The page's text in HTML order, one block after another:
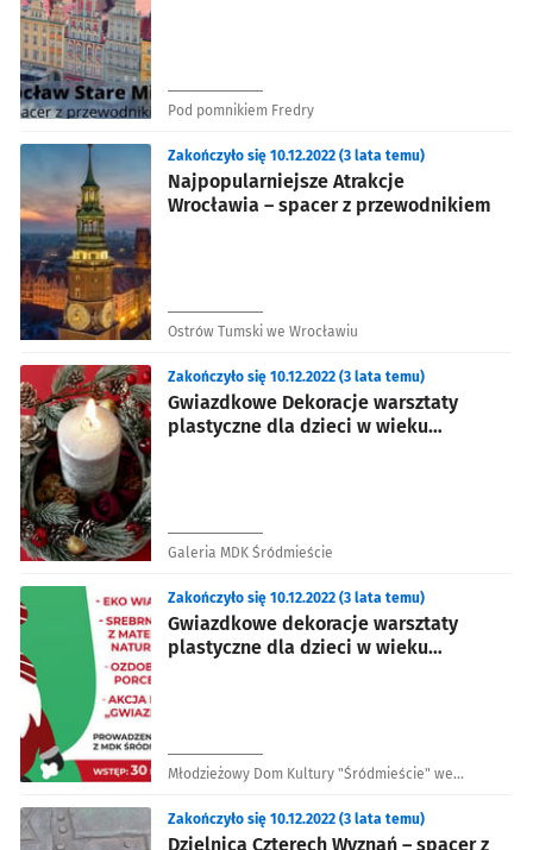
Pod pomnikiem Fredry
Najpopularniejsze Atrakcje
Wrocławia – spacer z przewodnikiem
Zakończyło się 10.12.2022 (3 lata temu)
Ostrów Tumski we Wrocławiu
Gwiazdkowe Dekoracje warsztaty
plastyczne dla dzieci w wieku
Zakończyło się 10.12.2022 (3 lata temu)
Galeria MDK Śródmieście
Gwiazdkowe dekoracje warsztaty
plastyczne dla dzieci w wieku
Zakończyło się 10.12.2022 (3 lata temu)
Młodzieżowy Dom Kultury "Śródmieście" we
Dzielnica Czterech Wyznań – spacer z
Zakończyło się 10.12.2022 (3 lata temu)